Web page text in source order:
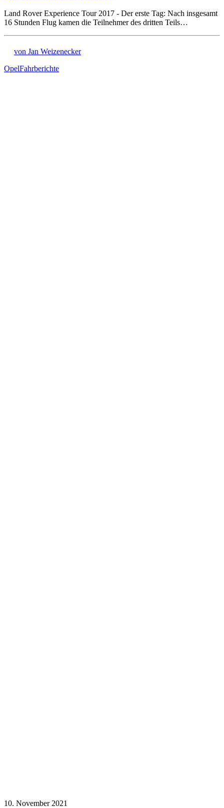
Land Rover Experience Tour 2017 - Der erste Tag: Nach insgesamt
16 Stunden Flug kamen die Teilnehmer des dritten Teils…
von Jan Weizenecker
OpelFahrberichte
10. November 2021